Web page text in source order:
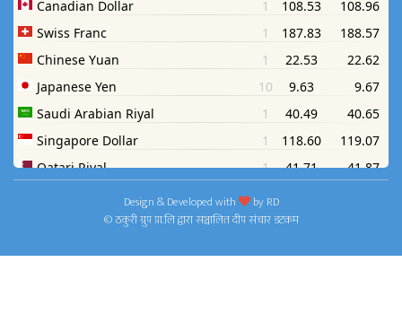
Design & Developed with byRD
© ठकुरी ग्रुप प्रा.लि द्वारा सञ्चालित दीप संचार डटकम